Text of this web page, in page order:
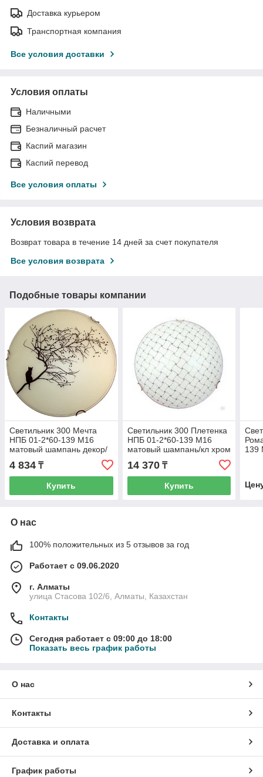
Доставка курьером
Транспортная компания
Все условия доставки
Условия оплаты
Наличными
Безналичный расчет
Каспий магазин
Каспий перевод
Все условия оплаты
Условия возврата
Возврат товара в течение 14 дней за счет покупателя
Все условия возврата
Подобные товары компании
Светильник 300 Мечта
НПБ 01-2*60-139 М16
матовый шампань декор/
кл.зол ИУ 04108
4 834 ₸
Купить
Светильник 300 Плетенка
НПБ 01-2*60-139 М16
матовый шампань/кл хром
ИУ 00168
14 370₸
Купить
139
О нас
100% положительных из 5 отзывов за год
Работает с 09.06.2020
г. Алматы
улица Стасова 102/6, Алматы, Казахстан
Контакты
Сегодня работает с 09:00 до 18:00
Показать весь график работы
О нас
Контакты
Доставка и оплата
График работы